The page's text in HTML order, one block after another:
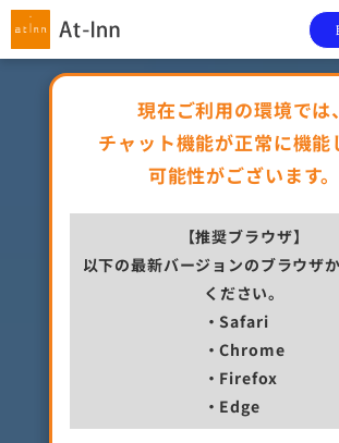
現在ご利用の環境では、
チャット機能が正常に機能
可能性がございます。
【推奨ブラウザ】
以下の最新バージョンのブラウザ
ください。
・Safari
・Chrome
・Firefox
・Edge